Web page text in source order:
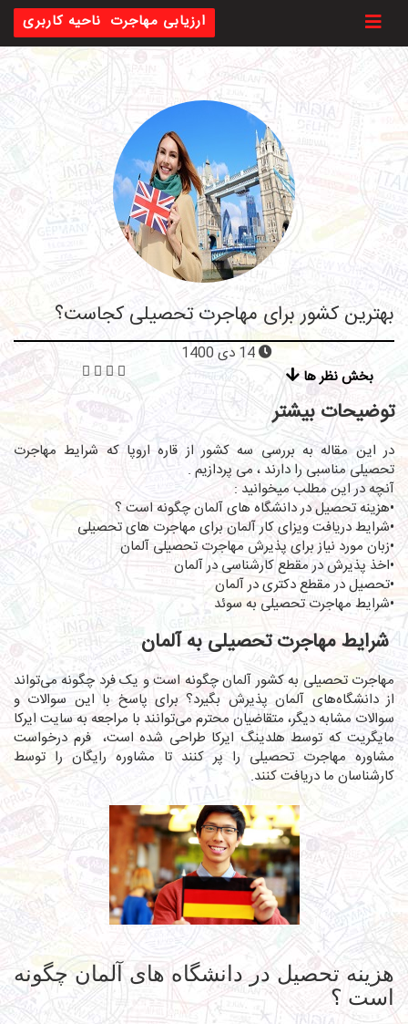
ناحیه کاربری ارزیابی مهاجرت
بهترین کشور برای مهاجرت تحصیلی کجاست؟
بخش نظر ها
14 دی 1400
توضیحات بیشتر
در این مقاله به بررسی سه کشور از قاره اروپا که شرایط مهاجرت
تحصیلیمناسبی را دارند ، می پردازیم .
آنچه در این مطلب میخوانید :
•هزینه تحصیل در دانشگاه های آلمان چگونه است ؟
•شرایط دریافت ویزای کار آلمان برای مهاجرت های تحصیلی
•زبان مورد نیاز برای پذیرش مهاجرت تحصیلی آلمان
•اخذ پذیرش در مقطع کارشناسی در آلمان
•تحصیل در مقطع دکتری در آلمان
•شرایط مهاجرت تحصیلی به سوئد
شرایط مهاجرت تحصیلی به آلمان
مهاجرت تحصیلی به کشور آلمان چگونه است و یک فرد چگونه می‌تواند
از دانشگاه‌های آلمان پذیرش بگیرد؟ برای پاسخ با این سوالات و
سوالات مشابه دیگر، متقاضیان محترم می‌توانند با مراجعه به سایت ایرکا
مایگریت که توسط هلدینگ ایرکا طراحی شده است،فرم درخواست
مشاوره مهاجرت تحصیلی را پر کنند تا مشاوره رایگان را توسط
کارشناسان ما دریافت کنند.
هزینه تحصیل در دانشگاه های آلمان چگونه
است ؟